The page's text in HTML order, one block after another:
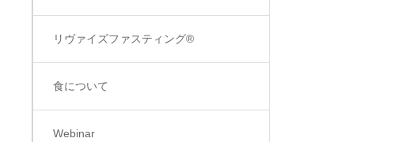
リヴァイズファスティング®
食について
Webinar